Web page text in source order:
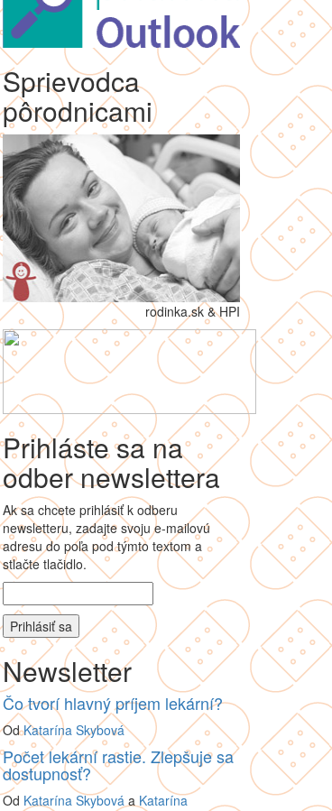
Sprievodca
pôrodnicami
rodinka.sk & HPI
Prihláste sa na
odber newslettera
Ak sa chcete prihlásiť k odberu
newsletteru, zadajte svoju e-mailovú
adresu do poľa pod týmto textom a
stlačte tlačidlo.
Newsletter
Čo tvorí hlavný príjem lekární?
OdKatarína Skybová
Počet lekární rastie. Zlepšuje sa
dostupnosť?
Od Katarína Skybová a Katarína